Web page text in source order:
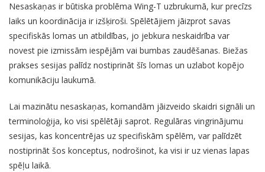
Nesaskaņas ir būtiska problēma Wing-T uzbrukumā, kur precīzs
laiks un koordinācija ir izšķiroši. Spēlētājiem jāizprot savas
specifiskās lomas un atbildības, jo jebkura neskaidrība var
novest pie izmissām iespējām vai bumbas zaudēšanas. Biežas
prakses sesijas palīdz nostiprināt šīs lomas un uzlabot kopējo
komunikāciju laukumā.
Lai mazinātu nesaskaņas, komandām jāizveido skaidri signāli un
terminoloģija, ko visi spēlētāji saprot. Regulāras vingrinājumu
sesijas, kas koncentrējas uz specifiskām spēlēm, var palīdzēt
nostiprināt šos konceptus, nodrošinot, ka visi ir uz vienas lapas
spēļu laikā.